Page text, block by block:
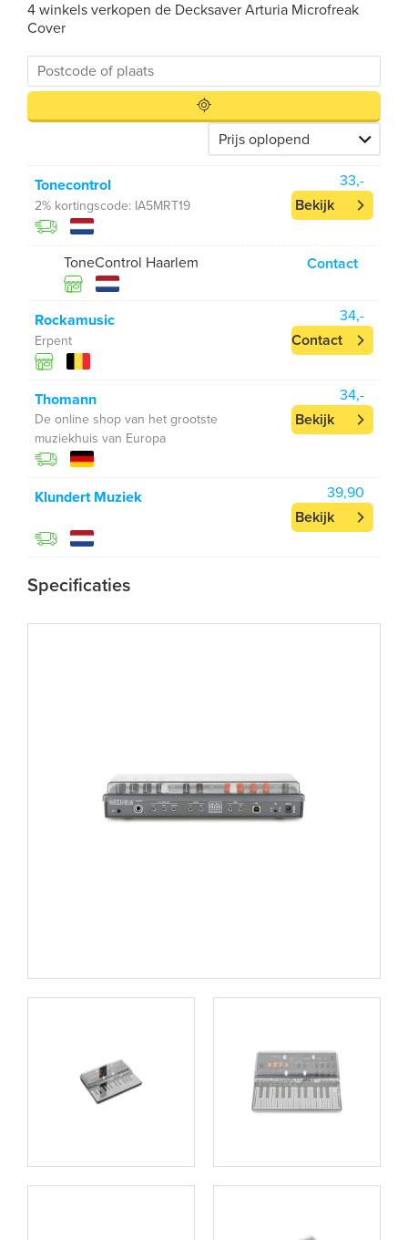
4 winkels verkopen de Decksaver Arturia Microfreak
Cover
Tonecontrol
2% kortingscode: IA5MRT19
33,-
Bekijk
ToneControl Haarlem Contact
Rockamusic
Erpent
34,-
Contact
Thomann
De online shop van het grootste
muziekhuis van Europa
34,-
Bekijk
Klundert Muziek
39,90
Bekijk
Specificaties